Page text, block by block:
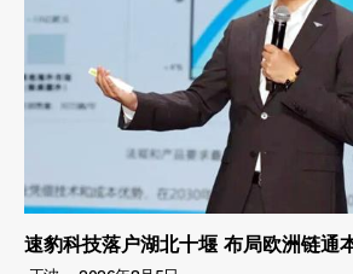
速豹科技落户湖北十堰 布局欧洲链通